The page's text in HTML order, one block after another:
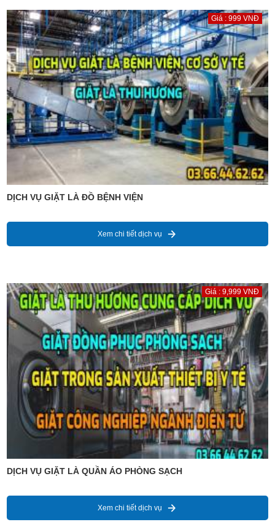
Giá : 999 VNĐ
DỊCH VỤ GIẶT LÀ ĐỒ BỆNH VIỆN
Xem chi tiết dịch vụ
Giá : 9,999 VNĐ
DỊCH VỤ GIẶT LÀ QUẦN ÁO PHÒNG SẠCH
Xem chi tiết dịch vụ